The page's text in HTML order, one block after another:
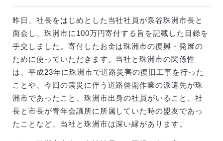
昨日、社長をはじめとした当社社員が泉谷珠洲市長と
面会し、珠洲市に100万円寄付する旨を記載した目録を
手交しました。寄付したお金は珠洲市の復興・発展の
ために使っていただきます。当社と珠洲市の関係性
は、平成23年に珠洲市で道路災害の復旧工事を行った
ことや、今回の震災に伴う道路啓開作業の派遣先が珠
洲市であったこと、珠洲市出身の社員がいること、社
長と市長が青年会議所に所属していた時の盟友であっ
たことなど、当社と珠洲市は深い縁があります。